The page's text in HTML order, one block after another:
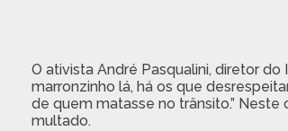
O ativista André Pasqualini, diretor
marronzinho lá, há os que
de quem matasse no trânsito.”
multado.